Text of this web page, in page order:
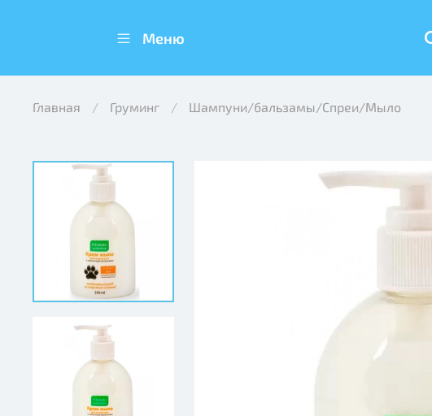
Меню
Главная Груминг Шампуни/бальзамы/Спреи/Мыло